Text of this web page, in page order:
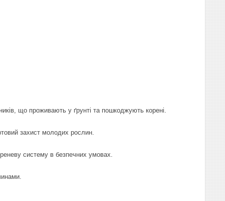
що проживають у ґрунті та пошкоджують корені.
захист молодих рослин.
систему в безпечних умовах.